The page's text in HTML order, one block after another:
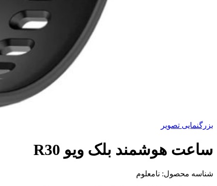
بزرگنمایی تصویر
ساعت هوشمند بلک ویو R30
شناسه محصول: نامعلوم